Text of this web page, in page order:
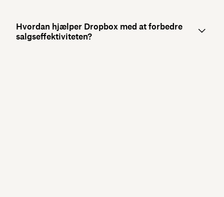
Hvordan hjælper Dropbox med at forbedre
salgseffektiviteten?